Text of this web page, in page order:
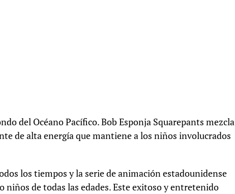
del Océano Pacífico. Bob Esponja Squarepants mezcla
de alta energía que mantiene a los niños involucrados
los tiempos y la serie de animación estadounidense
de todas las edades. Este exitoso y entretenido